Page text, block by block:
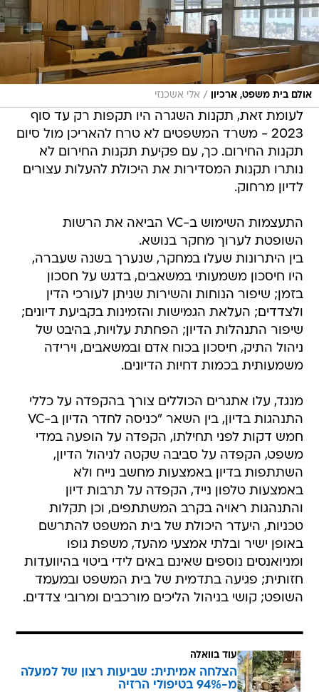
אולם בית משפט, ארכיון / אלי אשכנזי
לעומת זאת, תקנות השגרה היו תקפות רק עד סוף
2023 - משרד המשפטים לא טרח להאריכן מול סיום
תקנות החירום. כך, עם פקיעת תקנות החירום לא
נותרו תקנות המסדירות את היכולת להעלות עצורים
לדיון מרחוק.
התעצמות השימוש ב-VC הביאה את הרשות
השופטת לערוך מחקר בנושא.
בין היתרונות שעלו במחקר, שנערך בשנה שעברה,
היו חיסכון משמעותי במשאבים, בדגש על חסכון
בזמן; שיפור הנוחות והשירות שניתן לעורכי הדין
ולצדדים; העלאת הגמישות והזמינות בקביעת דיונים;
שיפור התנהלות הדיון; הפחתת עלויות, בהיבט של
ניהול התיק, חיסכון בכוח אדם ובמשאבים, וירידה
משמעותית בכמות דחיות הדיונים.
מנגד, עלו אתגרים הכוללים צורך בהקפדה על כללי
התנהגות בדיון, בין השאר "כניסה לחדר הדיון ב-VC
חמש דקות לפני תחילתו, הקפדה על הופעה במדי
משפט, הקפדה על סביבה שקטה לניהול הדיון,
השתתפות בדיון באמצעות מחשב נייח ולא
באמצעות טלפון נייד, הקפדה על תרבות דיון
והתנהגות ראויה בקרב המשתתפים, וכן תקלות
טכניות, היעדר היכולת של בית המשפט להתרשם
באופן ישיר ובלתי אמצעי מהעד, משפת גופו
ומניואנסים נוספים שאינם באים לידי ביטוי בהיוועדות
חזותית; פגיעה בתדמית של בית המשפט ובמעמד
השופט; קושי בניהול הליכים מורכבים ומרובי צדדים.
עוד בוואלה
הצלחה אמיתית: שביעות רצון של למעלה
מ-94% בטיפולי הרזיה